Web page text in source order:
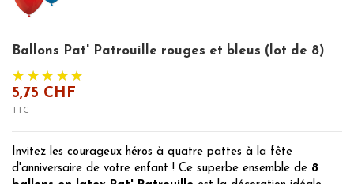
Ballons Pat' Patrouille rouges et bleus (lot de 8)
5,75 CHF
TTC
Invitez les courageux héros à quatre pattes à la fête
d'anniversaire de votre enfant ! Ce superbe ensemble de 8